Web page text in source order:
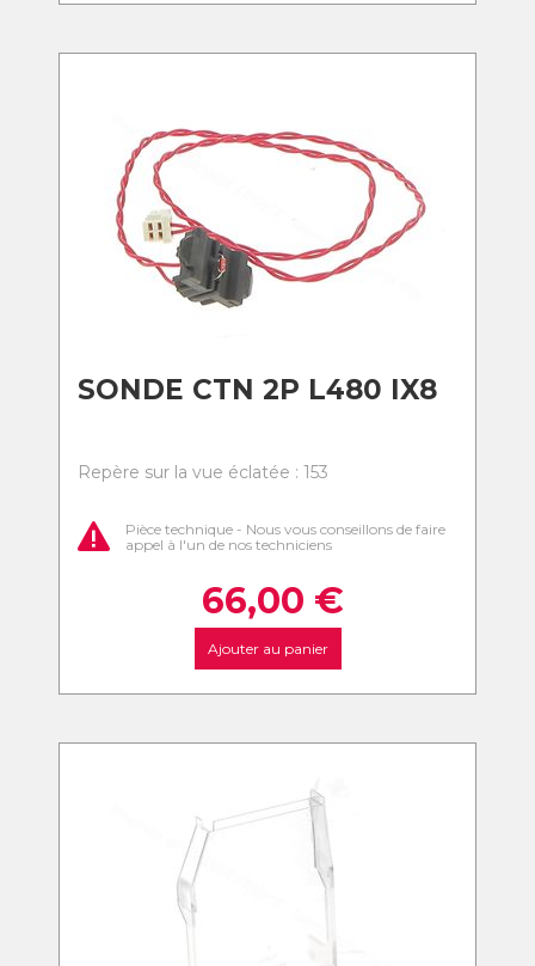
SONDE CTN 2P L480 IX8
Repère sur la vue éclatée : 153
Pièce technique - Nous vous conseillons de faire
appel à l'un de nos techniciens
66,00 €
Ajouter au panier